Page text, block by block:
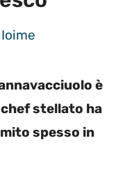
è
stellato ha
spesso in